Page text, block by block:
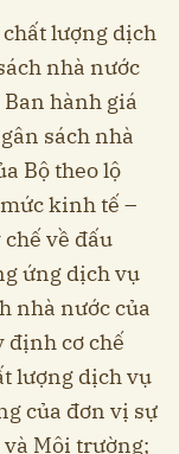
lượng dịch
nhà nước
hành giá
sách nhà
Bộ theo lộ
kinh tế –
về đấu
ứng dịch vụ
nhà nước của
định cơ chế
lượng dịch vụ
của đơn vị sự
Môi trường;